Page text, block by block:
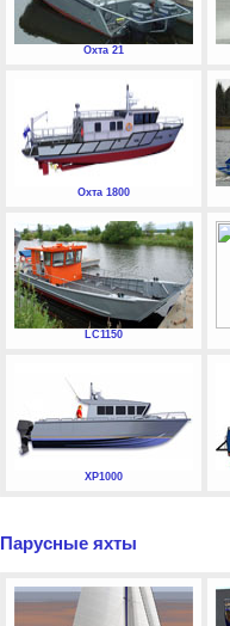
Охта 21
Охта 1800
LC1150
XP1000
Парусные яхты